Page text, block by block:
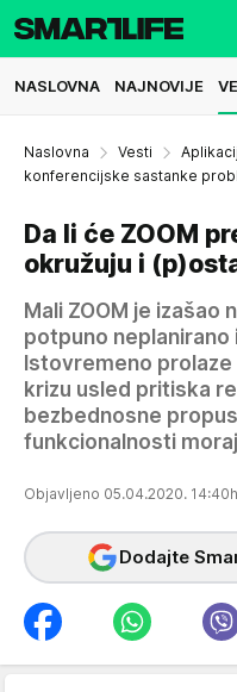
NASLOVNA NAJNOVIJE
Naslovna Vesti
konferencijske sastanke
Da li će ZOOM
okružuju i
Mali ZOOM je
potpuno neplanirano
Istovremeno
krizu usled pritiska
bezbednosne
funkcionalnosti
Objavljeno 05.04.2020. 14:40h
Dodajte